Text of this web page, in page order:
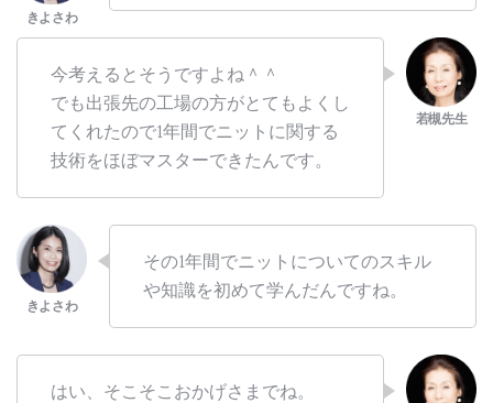
今考えるとそうですよね＾＾
でも出張先の工場の方がとてもよくし
てくれたので1年間でニットに関する
技術をほぼマスターできたんです。
その1年間でニットについてのスキル
や知識を初めて学んだんですね。
はい、そこそこおかげさまでね。